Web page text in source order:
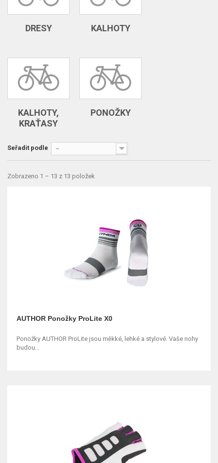
DRESY KALHOTY
KALHOTY,
KRAŤASY
PONOŽKY
Seřadit podle --
Zobrazeno 1 – 13 z 13 položek
AUTHOR Ponožky ProLite X0
Ponožky AUTHOR ProLite jsou měkké, lehké a stylové. Vaše nohy
budou...